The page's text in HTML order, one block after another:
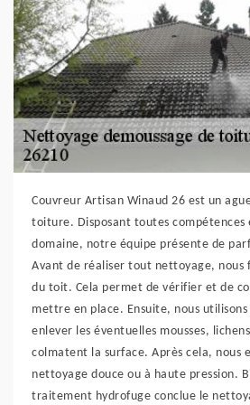
Couvreur Artisan Winaud 26 est un
toiture. Disposant toutes compétences
domaine, notre équipe présente de
Avant de réaliser tout nettoyage, nous
du toit. Cela permet de vérifier et de
mettre en place. Ensuite, nous utilisons
enlever les éventuelles mousses,
colmatent la surface. Après cela, nous
nettoyage douce ou à haute pression.
traitement hydrofuge conclue le